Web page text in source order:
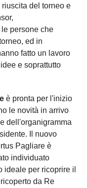
del torneo e
persone che
ed in
fatto un lavoro
e soprattutto
è pronta per l'inizio
le novità in arrivo
dell'organigramma
Il nuovo
Pagliare è
individuato
ideale per ricoprire il
da Re